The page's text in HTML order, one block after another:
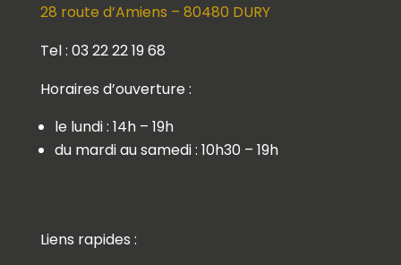
28 route d’Amiens – 80480 DURY
Tel : 03 22 22 19 68
Horaires d’ouverture :
le lundi : 14h – 19h
du mardi au samedi : 10h30 – 19h
Liens rapides :